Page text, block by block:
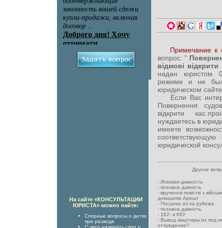
Примечание к
вопрос: "
відмові
надан юристом
режиме и не
юридическом
Если Вас
Повернення
відкрити
нуждаетесь в
имеете
юридической
Другие
- Исковая давность
- позовна давність
- вручення повісткі з
домашнім Арешт
- Посылка из-за рубежа
- позовна давність
- 162- я ККУ
- Вывод квартиры из под
отчуждение?
На сайте «КОНСУЛЬТАЦИИ
ЮРИСТА» можно найти:
Спорные вопросы о детях
при разводе
С чего начинать спор о